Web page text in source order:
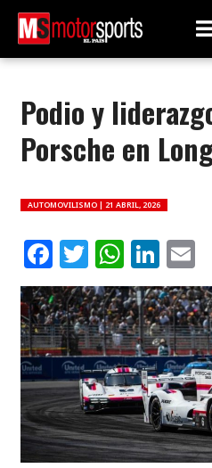
Podio y
Porsche en
AUTOMOVILISMO | 21 ABRIL, 2026
Facebook
Twitter